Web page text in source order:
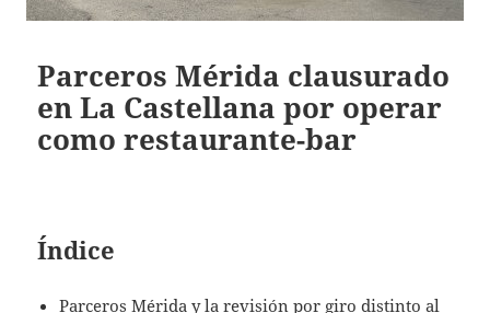
Parceros Mérida clausurado
en La Castellana por operar
como restaurante-bar
Índice
Parceros Mérida y la revisión por giro distinto al